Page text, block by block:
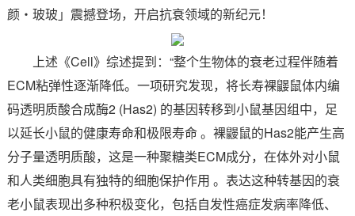
颜・玻玻」震撼登场，开启抗衰领域的新纪元！
上述《Cell》综述提到：“整个生物体的衰老过程伴随着
ECM粘弹性逐渐降低。一项研究发现，将长寿裸鼹鼠体内编
码透明质酸合成酶2 (Has2) 的基因转移到小鼠基因组中，足
以延长小鼠的健康寿命和极限寿命 。裸鼹鼠的Has2能产生高
分子量透明质酸，这是一种聚糖类ECM成分，在体外对小鼠
和人类细胞具有独特的细胞保护作用 。表达这种转基因的衰
老小鼠表现出多种积极变化，包括自发性癌症发病率降低、